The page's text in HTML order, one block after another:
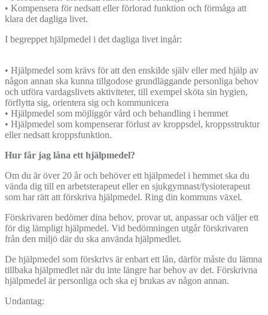
• Kompensera för nedsatt eller förlorad funktion och förmåga att
klara det dagliga livet.
I begreppet hjälpmedel i det dagliga livet ingår:
• Hjälpmedel som krävs för att den enskilde själv eller med hjälp av
någon annan ska kunna tillgodose grundläggande personliga behov
och utföra vardagslivets aktiviteter, till exempel sköta sin hygien,
förflytta sig, orientera sig och kommunicera
• Hjälpmedel som möjliggör vård och behandling i hemmet
• Hjälpmedel som kompenserar förlust av kroppsdel, kroppsstruktur
eller nedsatt kroppsfunktion.
Hur får jag låna ett hjälpmedel?
Om du är över 20 år och behöver ett hjälpmedel i hemmet ska du
vända dig till en arbetsterapeut eller en sjukgymnast/fysioterapeut
som har rätt att förskriva hjälpmedel. Ring din kommuns växel.
Förskrivaren bedömer dina behov, provar ut, anpassar och väljer ett
för dig lämpligt hjälpmedel. Vid bedömningen utgår förskrivaren
från den miljö där du ska använda hjälpmedlet.
De hjälpmedel som förskrivs är enbart ett lån, därför måste du lämna
tillbaka hjälpmedlet när du inte längre har behov av det. Förskrivna
hjälpmedel är personliga och ska ej brukas av någon annan.
Undantag: